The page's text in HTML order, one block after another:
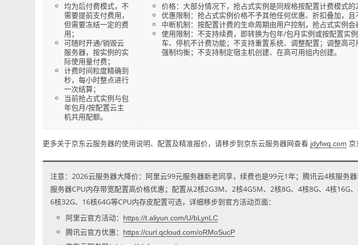
均为后付费模式，不
需要提前支付费用，
但需要冻结一定的费
用；
可随时开通/销毁云
服务器，按实例的实
际使用量付费；
计费时间粒度精确到
秒，每小时整点进行
一次结算；
当前抢占式实例与包
年包月/按配置云主
机共用配额。
价格：大部分情况下，抢占式实例是同规格按配置计费模式的2
优惠限制：抢占式实例价格不予其他任何优惠、折扣叠加，且
中断机制：按配置计费的生命周期由用户控制，抢占式实例会
使用限制：不支持续费，即转换为包年/包月实例或按配置实
车、停机不计费功能；不支持重置系统、调整配置；调整高
强制均衡；不支持制定宿主机创建、在高可用组内创建。
更多关于京东云服务器的使用说明、配置及精准报价，请移步到京东云服务器网查看 jdyfwq.com 京
注意：2026云服务器大降价：阿里云99元服务器新老同享，续费也是99元1年；腾讯云4核服务
服务器CPU内存带宽配置高价格优惠；配置从2核2G3M、2核4G5M、2核8G、4核8G、4核16G
6核32G、16核64G等CPU内存皮配置可选，详细移步到官方活动页面：
阿里云官方活动：
https://t.aliyun.com/U/bLynLC
腾讯云官方优惠： https://curl.qcloud.com/oRMoSucP